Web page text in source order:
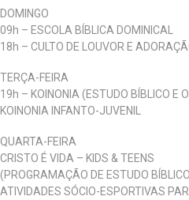
DOMINGO
09h – ESCOLA BÍBLICA DOMINICAL
18h – CULTO DE LOUVOR E
TERÇA-FEIRA
19h – KOINONIA (ESTUDO BÍBLICO E
KOINONIA INFANTO-JUVENIL
QUARTA-FEIRA
CRISTO É VIDA – KIDS & TEENS
(PROGRAMAÇÃO DE ESTUDO
ATIVIDADES SÓCIO-ESPORTIVAS